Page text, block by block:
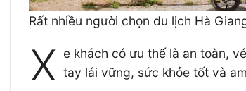
Rất nhiều người chọn du lịch Hà
X e khách có ưu thế là an toàn,
tay lái vững, sức khỏe tốt và